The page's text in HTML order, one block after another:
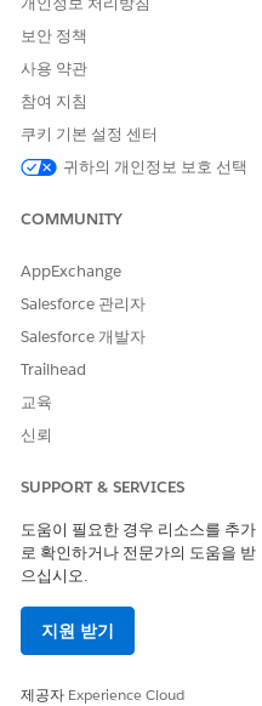
보안 정책
사용 약관
참여 지침
쿠키 기본 설정 센터
귀하의 개인정보 보호 선택
COMMUNITY
AppExchange
Salesforce 관리자
Salesforce 개발자
Trailhead
교육
신뢰
SUPPORT & SERVICES
도움이 필요한 경우 리소스를 추가
로 확인하거나 전문가의 도움을 받
으십시오.
지원 받기
제공자 Experience Cloud